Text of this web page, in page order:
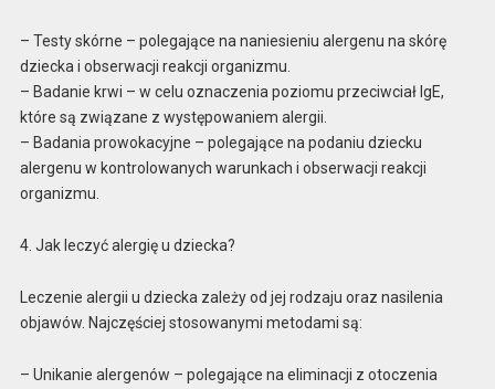
– Testy skórne – polegające na naniesieniu alergenu na skórę
dziecka i obserwacji reakcji organizmu.
– Badanie krwi – w celu oznaczenia poziomu przeciwciał IgE,
które są związane z występowaniem alergii.
– Badania prowokacyjne – polegające na podaniu dziecku
alergenu w kontrolowanych warunkach i obserwacji reakcji
organizmu.
4. Jak leczyć alergię u dziecka?
Leczenie alergii u dziecka zależy od jej rodzaju oraz nasilenia
objawów. Najczęściej stosowanymi metodami są:
– Unikanie alergenów – polegające na eliminacji z otoczenia